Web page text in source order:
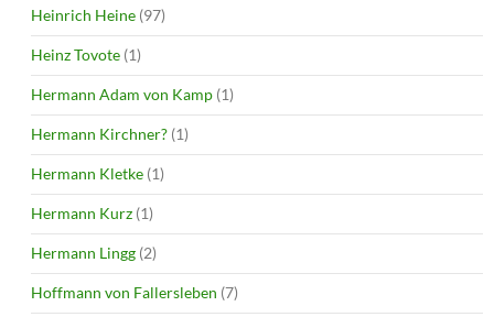
Heinrich Heine (97)
Heinz Tovote (1)
Hermann Adam von Kamp (1)
Hermann Kirchner? (1)
Hermann Kletke (1)
Hermann Kurz (1)
Hermann Lingg (2)
Hoffmann von Fallersleben (7)